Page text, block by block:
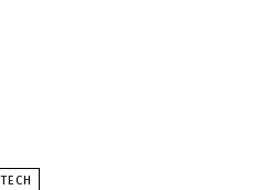
TECH